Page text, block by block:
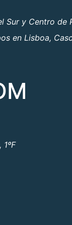
Sur y Centro de
en Lisboa,